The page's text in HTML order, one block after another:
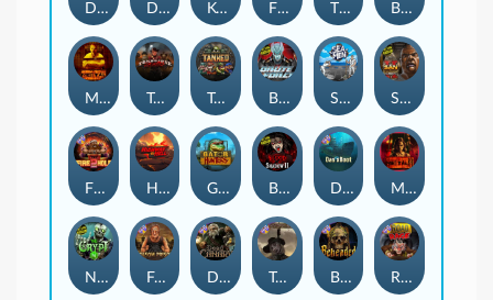
Seamen
Duck Hunters Fire in the Hole 3
Highway to Hell
Brute Force
Mental 2
Tombstone Slaughter San Quentin 2: Death Row
Blood & Shadow 2
Mental
The Crypt
Deadwood R.I.P
Beheaded
Brute Force: Alien Onslaught
Nexus The Crypt
Gator Hunters
Kenneth Must Die
Tombstone RIP
Fire in the Hole 2
Tanked
Folsom Prison
Das xBoot
Road Rage
Dead Canary